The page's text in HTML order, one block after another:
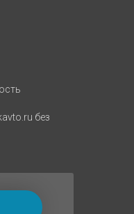
без